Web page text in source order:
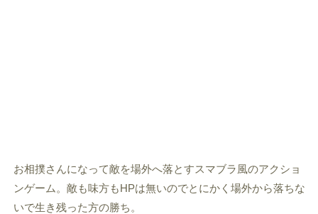
お相撲さんになって敵を場外へ落とすスマブラ風のアクショ
ンゲーム。敵も味方もHPは無いのでとにかく場外から落ちな
いで生き残った方の勝ち。